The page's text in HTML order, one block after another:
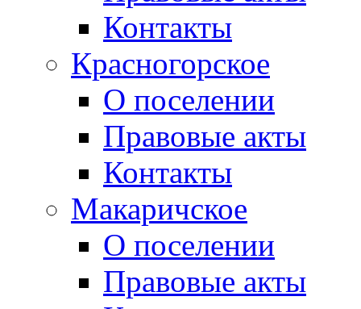
Контакты
Красногорское
О поселении
Правовые акты
Контакты
Макаричское
О поселении
Правовые акты